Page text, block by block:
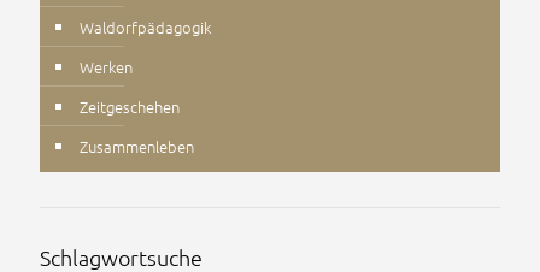
Waldorfpädagogik
Werken
Zeitgeschehen
Zusammenleben
Schlagwortsuche